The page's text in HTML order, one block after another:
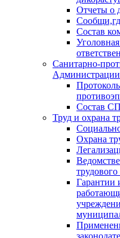
Отчеты о
Состав
Санитарно-
Состав
Труд и охрана
Охрана
трудового
Гарантии